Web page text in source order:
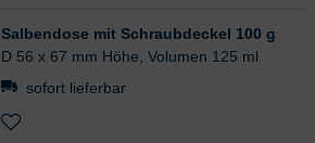
Salbendose mit Schraubdeckel 100 g
D 56 x 67 mm Höhe, Volumen 125 ml
sofort lieferbar